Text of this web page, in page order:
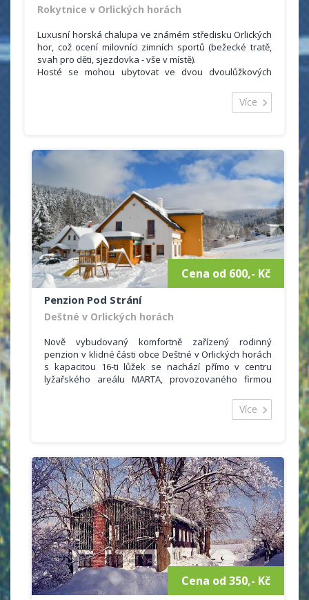
Rokytnice v Orlických horách
Luxusní horská chalupa ve známém středisku Orlických
hor, což ocení milovníci zimních sportů (bežecké tratě,
svah pro děti, sjezdovka - vše v místě).
Hosté se mohou ubytovat ve dvou dvoulůžkových
sociálním zařízením (2 koupelny, 2 WC). Ubytovaní si
mohou vařit ve společné kuchyňce (lednička, myčka,
Více
Cena od 600,- Kč
Penzion Pod Strání
Deštné v Orlických horách
Nově vybudovaný komfortně zařízený rodinný
penzion v klidné části obce Deštné v Orlických horách
s kapacitou 16-ti lůžek se nachází přímo v centru
lyžařského areálu MARTA, provozovaného firmou
Penzion je vhodný pro letní i zimní rodinnou či
Penzion je velice dobře situovaný, v zimě přímo od
dveří domu vyrazíte na lyžích ke sjezdovkám či
běžeckým tratím, v létě Vám nabízí ideální výchozí
polohu na pěší turistiku a cykloturistiku.
Více
Cena od 350,- Kč